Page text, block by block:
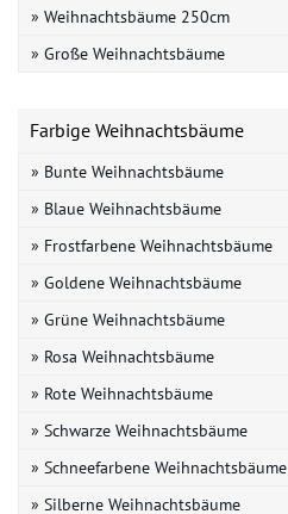
» Weihnachtsbäume 250cm
» Große Weihnachtsbäume
Farbige Weihnachtsbäume
» Bunte Weihnachtsbäume
» Blaue Weihnachtsbäume
» Frostfarbene Weihnachtsbäume
» Goldene Weihnachtsbäume
» Grüne Weihnachtsbäume
» Rosa Weihnachtsbäume
» Rote Weihnachtsbäume
» Schwarze Weihnachtsbäume
» Schneefarbene Weihnachtsbäume
» Silberne Weihnachtsbäume